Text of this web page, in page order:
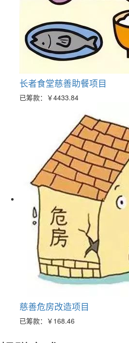
长者食堂慈善助餐项目
已筹款： ￥4433.84
慈善危房改造项目
已筹款： ￥168.46